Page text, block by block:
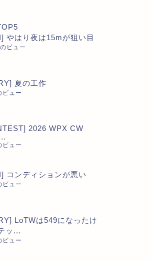
月のQSO実績
2026年8月2日
next
やはり夜は15mが狙い目
ビュー
夏の工作
ビュー
2026 WPX CW
ビュー
コンディションが悪い
ビュー
LoTWは549になったけ
ッ...
ビュー